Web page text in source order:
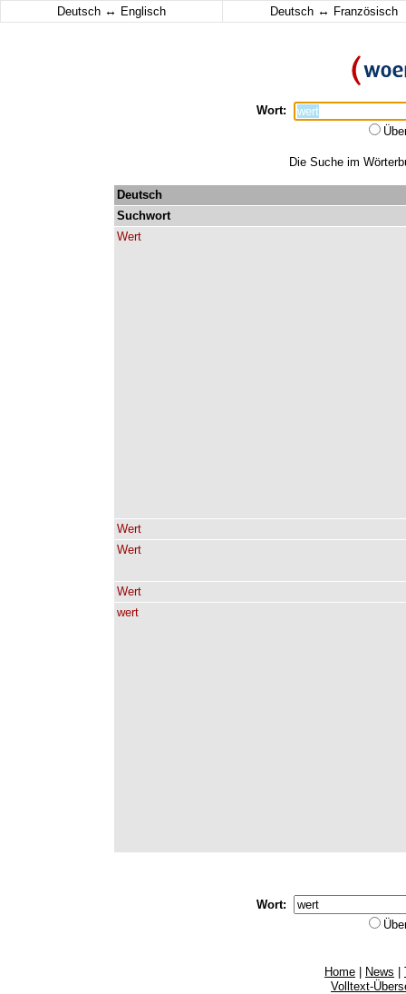
Deutsch ↔ Englisch Deutsch ↔ Französisch
Wort:
Die Suche im
Deutsch
Suchwort
Wert
Wert
Wert
Wert
wert
Wort:
Home News
Volltext-